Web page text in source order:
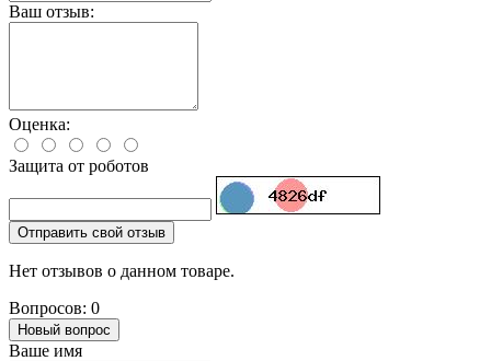
Ваш отзыв:
Оценка:
Защита от роботов
Отправить свой отзыв
Нет отзывов о данном товаре.
Вопросов: 0
Новый вопрос
Ваше имя